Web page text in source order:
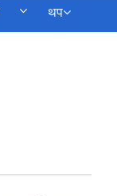
थप